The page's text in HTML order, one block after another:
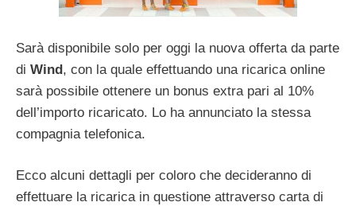
Sarà disponibile solo per oggi la nuova offerta da parte
di Wind, con la quale effettuando una ricarica online
sarà possibile ottenere un bonus extra pari al 10%
dell’importo ricaricato. Lo ha annunciato la stessa
compagnia telefonica.
Ecco alcuni dettagli per coloro che decideranno di
effettuare la ricarica in questione attraverso carta di